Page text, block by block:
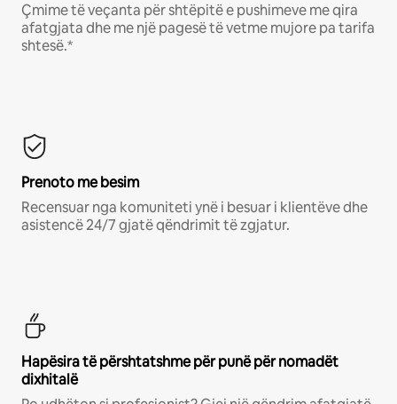
Çmime të veçanta për shtëpitë e pushimeve me qira
afatgjata dhe me një pagesë të vetme mujore pa tarifa
shtesë.*
Prenoto me besim
Recensuar nga komuniteti ynë i besuar i klientëve dhe
asistencë 24/7 gjatë qëndrimit të zgjatur.
Hapësira të përshtatshme për punë për nomadët
dixhitalë